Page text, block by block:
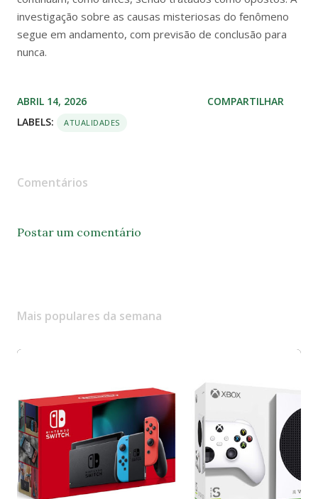
investigação sobre as causas misteriosas do fenômeno
segue em andamento, com previsão de conclusão para
nunca.
ABRIL 14, 2026
LABELS:
ATUALIDADES
COMPARTILHAR
Comentários
Postar um comentário
Mais populares da semana